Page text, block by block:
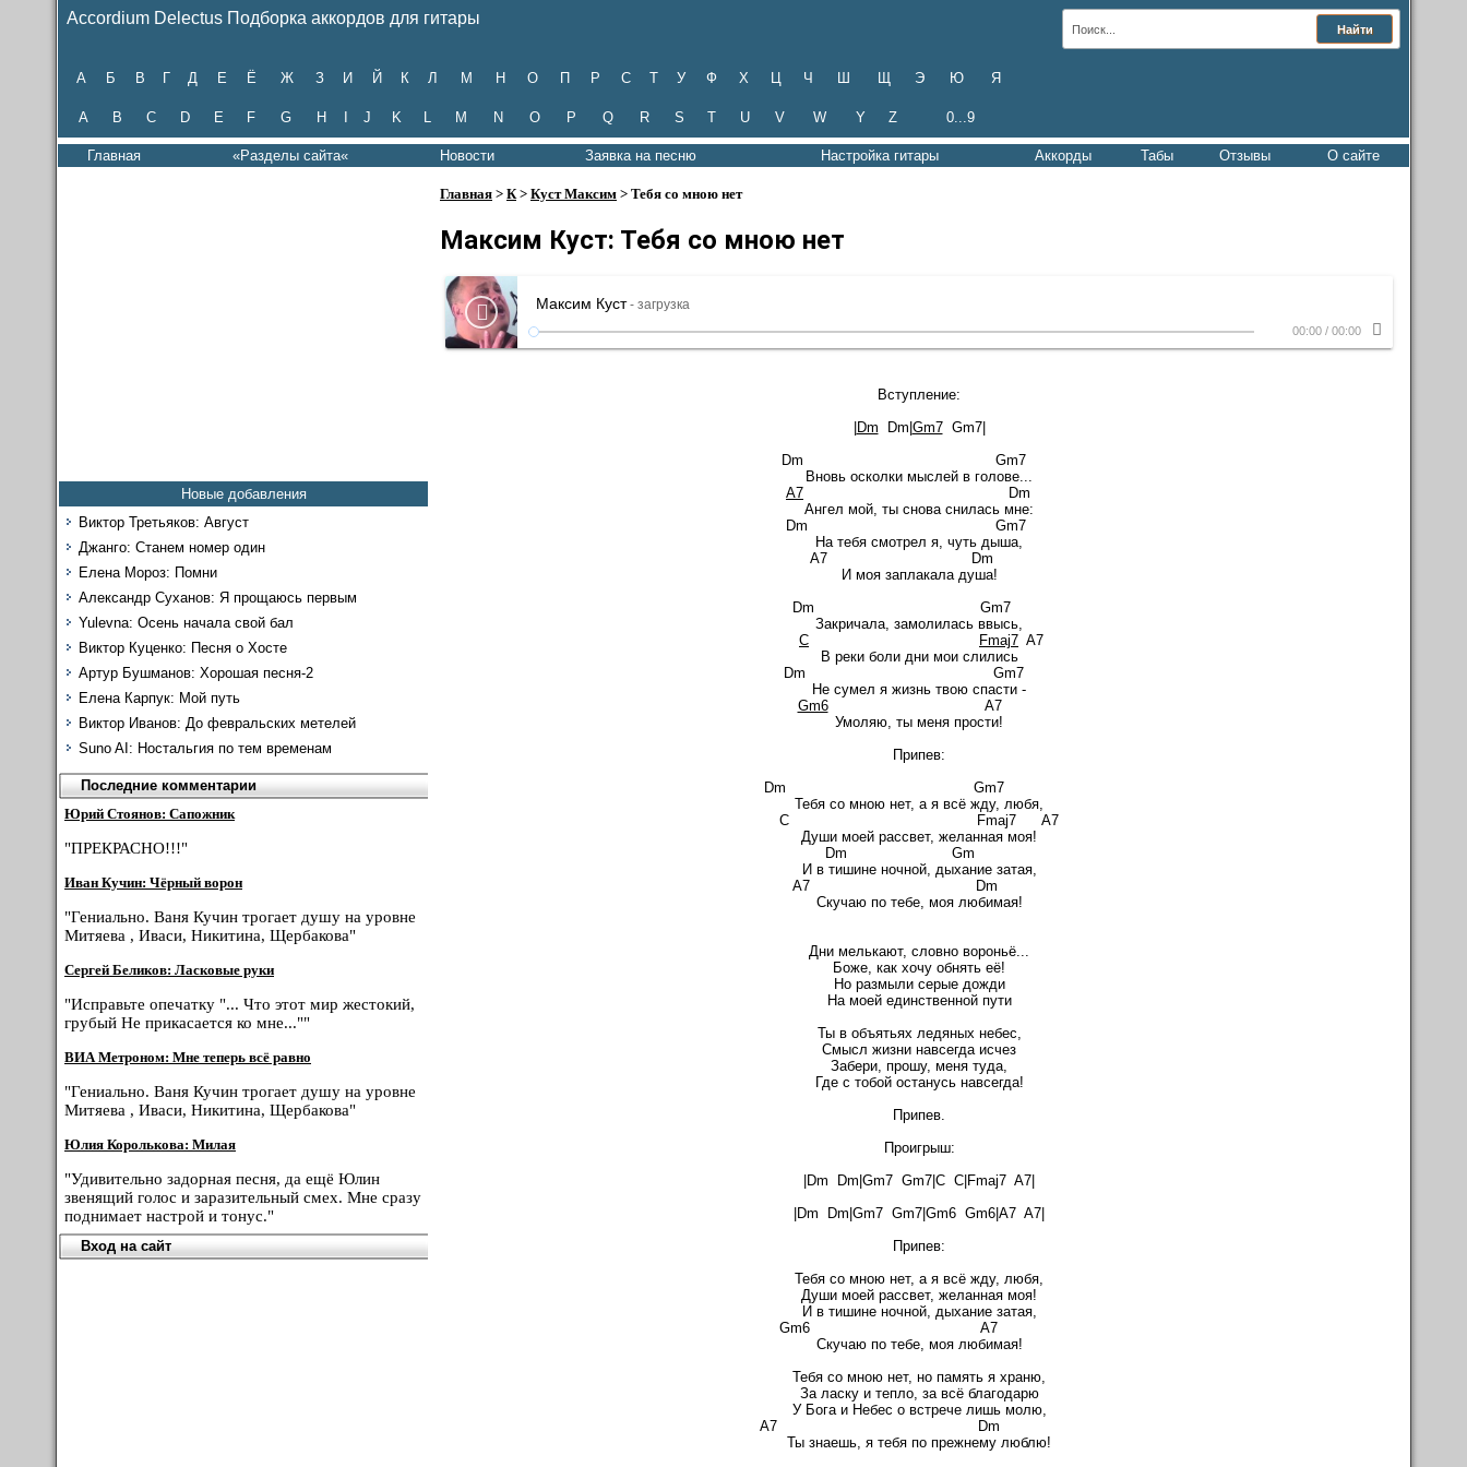
Accordium Delectus Подборка аккордов для гитары
А Б В Г Д Е Ё Ж З И Й К Л М Н О П Р С Т У Ф Х Ц Ч Ш Щ Э Ю Я
A B C D E F G H J K L M N O P Q R S T U V W Y Z 0...9
Главная «Разделы сайта« Новости Заявка на песню Настройка гитары Аккорды Табы Отзывы О сайте
Новые добавления
Виктор Третьяков: Август
Джанго: Станем номер один
Елена Мороз: Помни
Александр Суханов: Я прощаюсь первым
Yulevna: Осень начала свой бал
Виктор Куценко: Песня о Хосте
Артур Бушманов: Хорошая песня-2
Елена Карпук: Мой путь
Виктор Иванов: До февральских метелей
Suno AI: Ностальгия по тем временам
Последние комментарии
Юрий Стоянов: Сапожник
"ПРЕКРАСНО!!!"
Иван Кучин: Чёрный ворон
"Гениально. Ваня Кучин трогает душу на уровне
Митяева , Иваси, Никитина, Щербакова"
Сергей Беликов: Ласковые руки
"Исправьте опечатку "... Что этот мир жестокий,
грубый Не прикасается ко мне...""
ВИА Метроном: Мне теперь всё равно
"Гениально. Ваня Кучин трогает душу на уровне
Митяева , Иваси, Никитина, Щербакова"
Юлия Королькова: Милая
"Удивительно задорная песня, да ещё Юлин
звенящий голос и заразительный смех. Мне сразу
поднимает настрой и тонус."
Вход на сайт
Главная > К> Куст Максим > Тебя со мною нет
Максим Куст: Тебя со мною нет
Максим Куст- загрузка
00:00 / 00:00
Вступление:
|Dm Dm|Gm7Gm7|
Dm Gm7
Вновь осколки мыслей в голове...
A7 Dm
Ангел мой, ты снова снилась мне:
Dm Gm7
На тебя смотрел я, чуть дыша,
A7 Dm
И моя заплакала душа!
Dm Gm7
Закричала, замолилась ввысь,
C
Fmaj7 A7
В реки боли дни мои слились
Dm Gm7
Не сумел я жизнь твою спасти -
Gm6A7
Умоляю, ты меня прости!
Припев:
Dm Gm7
Тебя со мною нет, а я всё жду, любя,
C Fmaj7 A7
Души моей рассвет, желанная моя!
Dm Gm
И в тишине ночной, дыхание затая,
A7 Dm
Скучаю по тебе, моя любимая!
Дни мелькают, словно вороньё...
Боже, как хочу обнять её!
Но размыли серые дожди
На моей единственной пути
Ты в объятьях ледяных небес,
Смысл жизни навсегда исчез
Забери, прошу, меня туда,
Где с тобой останусь навсегда!
Припев.
Проигрыш:
|Dm Dm|Gm7 Gm7|C C|Fmaj7 A7|
|Dm Dm|Gm7 Gm7|Gm6 Gm6|A7 A7|
Припев:
Тебя со мною нет, а я всё жду, любя,
Души моей рассвет, желанная моя!
И в тишине ночной, дыхание затая,
Gm6 A7
Скучаю по тебе, моя любимая!
Тебя со мною нет, но память я храню,
За ласку и тепло, за всё благодарю
У Бога и Небес о встрече лишь молю,
A7 Dm
Ты знаешь, я тебя по прежнему люблю!